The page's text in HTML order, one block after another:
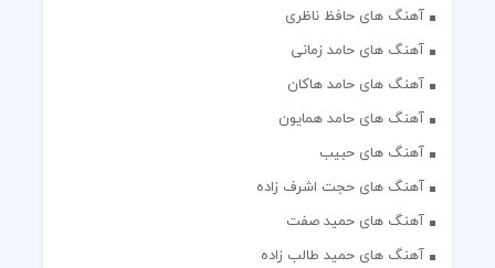
آهنگ های حافظ ناظری
آهنگ های حامد زمانی
آهنگ های حامد هاکان
آهنگ های حامد همایون
آهنگ های حبیب
آهنگ های حجت اشرف زاده
آهنگ های حمید صفت
آهنگ های حمید طالب زاده